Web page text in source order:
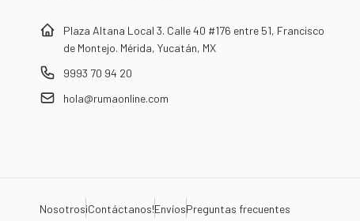
Plaza Altana Local 3. Calle 40 #176 entre 51, Francisco
de Montejo. Mérida, Yucatán, MX
9993 70 94 20
hola@rumaonline.com
Nosotros¡Contáctanos!EnvíosPreguntas frecuentes